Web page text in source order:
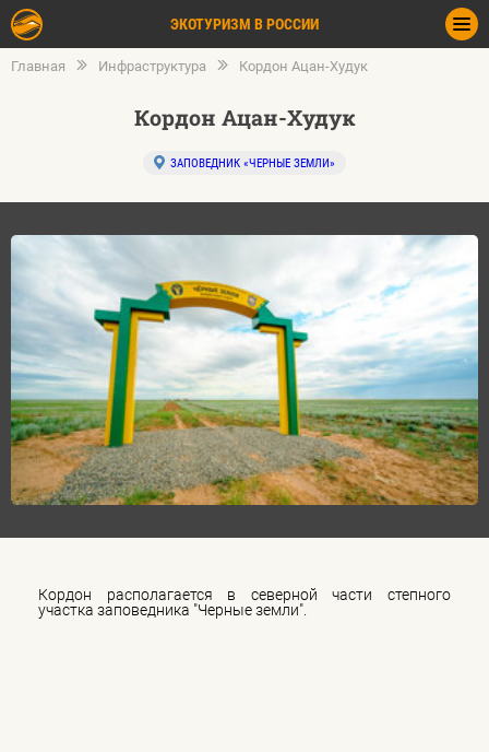
ЭКОТУРИЗМ В РОССИИ
Главная Инфраструктура Кордон Ацан-Худук
Кордон Ацан-Худук
ЗАПОВЕДНИК «ЧЕРНЫЕ ЗЕМЛИ»
Кордон располагается в северной части степного
участка заповедника "Черные земли".